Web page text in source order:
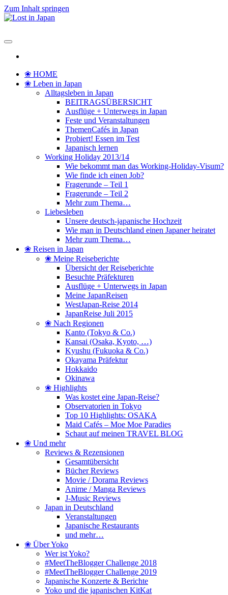
Zum Inhalt springen
❀ HOME
❀ Leben in Japan
Alltagsleben in Japan
BEITRAGSÜBERSICHT
Ausflüge + Unterwegs in Japan
Feste und Veranstaltungen
ThemenCafés in Japan
Probiert! Essen im Test
Japanisch lernen
Working Holiday 2013/14
Wie bekommt man das Working-Holiday-Visum?
Wie finde ich einen Job?
Fragerunde – Teil 1
Fragerunde – Teil 2
Mehr zum Thema…
Liebesleben
Unsere deutsch-japanische Hochzeit
Wie man in Deutschland einen Japaner heiratet
Mehr zum Thema…
❀ Reisen in Japan
❀ Meine Reiseberichte
Übersicht der Reiseberichte
Besuchte Präfekturen
Ausflüge + Unterwegs in Japan
Meine JapanReisen
WestJapan-Reise 2014
JapanReise Juli 2015
❀ Nach Regionen
Kanto (Tokyo & Co.)
Kansai (Osaka, Kyoto, …)
Kyushu (Fukuoka & Co.)
Okayama Präfektur
Hokkaido
Okinawa
❀ Highlights
Was kostet eine Japan-Reise?
Observatorien in Tokyo
Top 10 Highlights: OSAKA
Maid Cafés – Moe Moe Paradies
Schaut auf meinen TRAVEL BLOG
❀ Und mehr
Reviews & Rezensionen
Gesamtübersicht
Bücher Reviews
Movie / Dorama Reviews
Anime / Manga Reviews
J-Music Reviews
Japan in Deutschland
Veranstaltungen
Japanische Restaurants
und mehr…
❀ Über Yoko
Wer ist Yoko?
#MeetTheBlogger Challenge 2018
#MeetTheBlogger Challenge 2019
Japanische Konzerte & Berichte
Yoko und die japanischen KitKat